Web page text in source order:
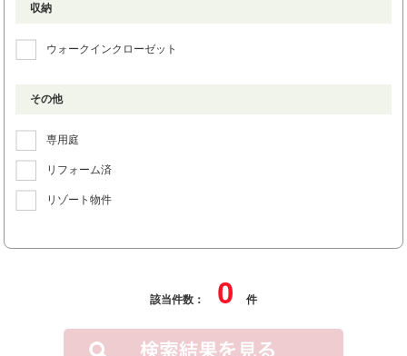
収納
ウォークインクローゼット
その他
専用庭
リフォーム済
リゾート物件
該当件数： 0 件